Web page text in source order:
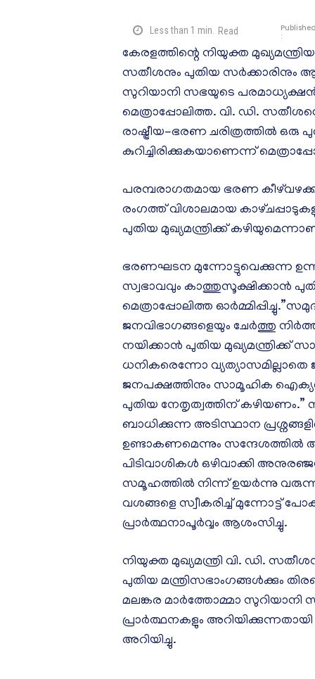
Less than 1 min. Read
Published
:
കേരളത്തിന്റെ നിയുക്ത
സതീശനും പുതിയ സർക്കാരിനും
സുറിയാനി സഭയുടെ
മെത്രാപ്പോലിത്ത. വി. ഡി.
രാഷ്ട്രീയ-ഭരണ ചരിത്രത്തിൽ ഒരു
കുറിച്ചിരിക്കുകയാണെന്ന്
പരമ്പരാഗതമായ ഭരണ
രംഗത്ത് വിശാലമായ
പുതിയ മുഖ്യമന്ത്രിക്ക്
ഭരണഘടന മുന്നോട്ടുവെക്കുന്ന
സ്വഭാവവും കാത്തുസൂക്ഷിക്കാൻ
മെത്രാപ്പോലിത്ത
ജനവിഭാഗങ്ങളെയും ചേർത്തു
നയിക്കാൻ പുതിയ മുഖ്യമന്ത്രിക്ക്
ധനികരെന്നോ
ജനപക്ഷത്തിനും സാമൂഹിക
പുതിയ നേതൃത്വത്തിന് കഴിയണം.”
ബാധിക്കുന്ന അടിസ്ഥാന
ഉണ്ടാകണമെന്നും സന്ദേശത്തിൽ
പിടിവാശികൾ ഒഴിവാക്കി
സമൂഹത്തിൽ നിന്ന് ഉയർന്നു
വശങ്ങളെ സ്വീകരിച്ച് മുന്നോട്ട്
പ്രാർത്ഥനാപൂർവ്വം ആശംസിച്ചു.
നിയുക്ത മുഖ്യമന്ത്രി വി. ഡി.
പുതിയ മന്ത്രിസഭാംഗങ്ങൾക്കും
മലങ്കര മാർത്തോമ്മാ
പ്രാർത്ഥനകളും അറിയിക്കുന്നതായി
അറിയിച്ചു.